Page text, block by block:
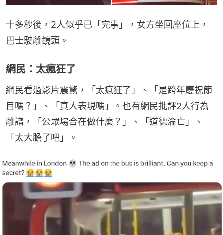
十多秒後，2人似乎已「完事」，女方坐回座位上，
巴士駛離鏡頭。
網民：太瘋狂了
網民看過影片震驚，「太瘋狂了」、「是跨年慶祝節
目嗎？」、「真人表現嗎」。也有網民批評2人行為
離譜，「公眾場合在做什麼？」、「道德淪亡」、
「太大膽了吧」。